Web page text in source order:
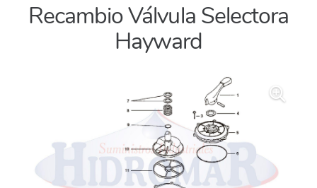
Recambio Válvula Selectora
Hayward